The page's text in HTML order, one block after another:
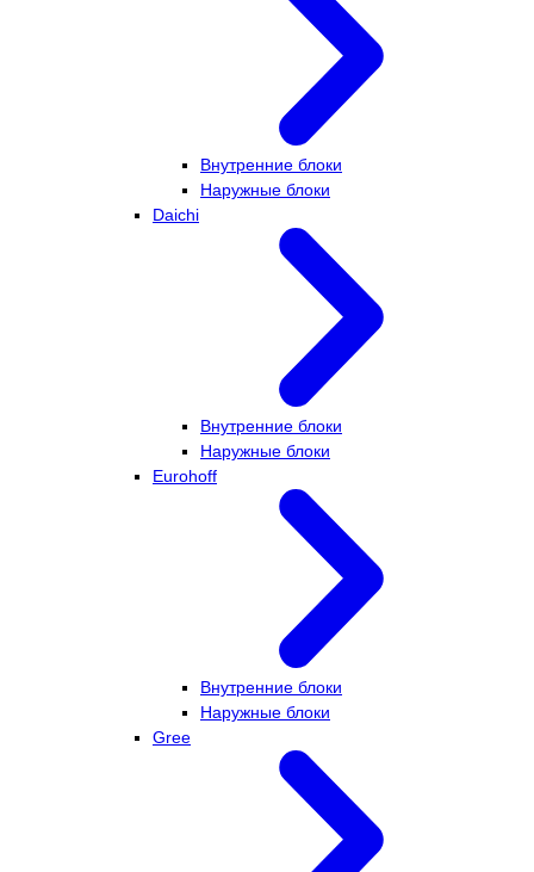
Внутренние блоки
Наружные блоки
Daichi
Внутренние блоки
Наружные блоки
Eurohoff
Внутренние блоки
Наружные блоки
Gree